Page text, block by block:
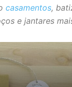
casamentos,
e jantares